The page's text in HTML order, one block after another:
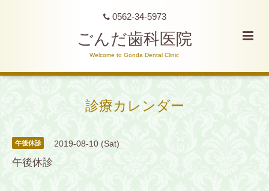
0562-34-5973
ごんだ歯科医院
Welcome to Gonda Dental Clinic
診療カレンダー
午後休診 2019-08-10 (Sat)
午後休診